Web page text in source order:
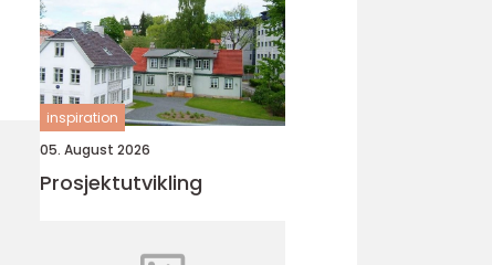
inspiration
05. August 2026
Prosjektutvikling